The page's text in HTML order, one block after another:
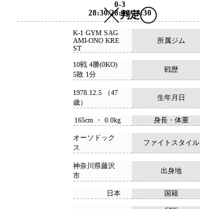
判定
0-3
28:30/28:30/28:30
所属ジム
K-1 GYM SAG
AMI-ONO KRE
ST
戦歴
10戦 4勝(0KO)
5敗 1分
生年月日
1978.12.5 （47
歳）
身長・体重
165cm ・ 0.0kg
ファイトスタイル
オーソドック
ス
出身地
神奈川県藤沢
市
国籍
日本